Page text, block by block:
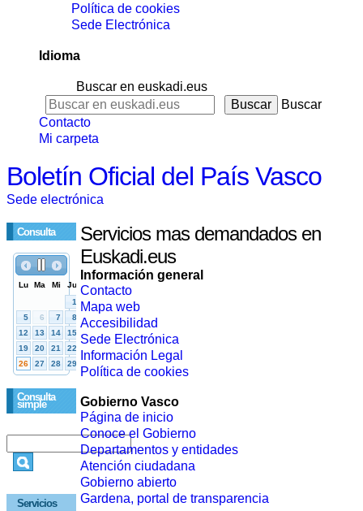
Política de cookies
Sede Electrónica
Idioma
Buscar en euskadi.eus
Buscar
Contacto
Mi carpeta
Boletín Oficial del País Vasco
Sede electrónica
Consulta
Consulta
simple
Servicios
Servicios mas demandados en
Euskadi.eus
Información general
Contacto
Mapa web
Accesibilidad
Sede Electrónica
Información Legal
Política de cookies
Gobierno Vasco
Página de inicio
Conoce el Gobierno
Departamentos y entidades
Atención ciudadana
Gobierno abierto
Gardena, portal de transparencia